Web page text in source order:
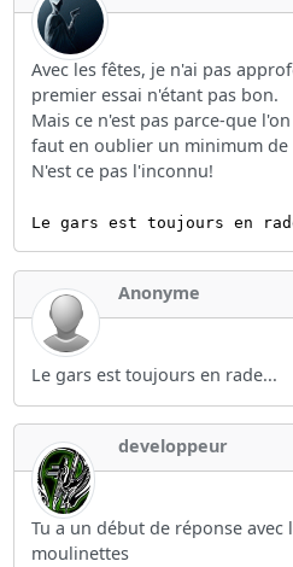
Avec les fêtes, je n'ai pas
premier essai n'étant pas bon.
Mais ce n'est pas parce-que
faut en oublier un minimum de
N'est ce pas l'inconnu!
Le gars est toujours en
Anonyme
Le gars est toujours en rade...
developpeur
Tu a un début de réponse
moulinettes